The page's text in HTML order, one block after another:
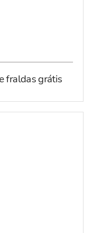
fraldas grátis